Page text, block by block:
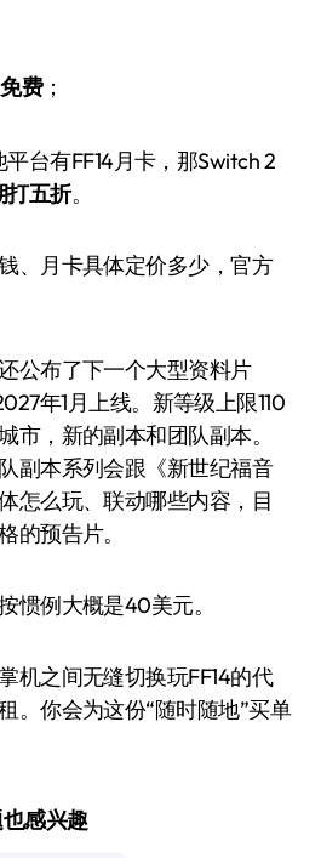
费；
打五折。
、月卡具体定价多少，官方
公布了下一个大型资料片
年1月上线。新等级上限110
市，新的副本和团队副本。
副本系列会跟《新世纪福音
怎么玩、联动哪些内容，目
的预告片。
惯例大概是40美元。
机之间无缝切换玩FF14的代
。你会为这份“随时随地”买单
感兴趣